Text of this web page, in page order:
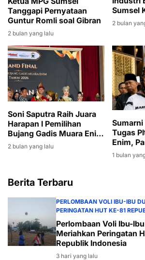
Tanggapi Pernyataan
Guntur Romli soal Gibran
2 bulan yang lalu
Sumsel
2 bulan
Soni Saputra Raih Juara
Harapan I Pemilihan
Bujang Gadis Muara Enim
2026
2 bulan yang lalu
Sumarni
Tugas
Enim,
Berjalan
1 bulan
Berita Terbaru
PERLOMBAAN VOLI IBU-IBU
PERINGATAN HUT KE-81
Perlombaan Voli Ibu-
Meriahkan Peringatan
Republik Indonesia
3 hari yang lalu